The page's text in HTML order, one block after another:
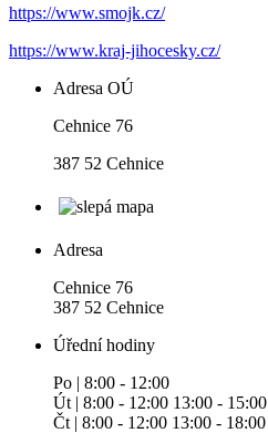
https://www.smojk.cz/
https://www.kraj-jihocesky.cz/
Adresa OÚ
Cehnice 76
387 52 Cehnice
Adresa
Cehnice 76
387 52 Cehnice
Úřední hodiny
Po | 8:00 - 12:00
Út | 8:00 - 12:00 13:00 - 15:00
Čt | 8:00 - 12:00 13:00 - 18:00